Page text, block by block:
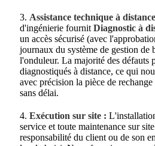
3. Assistance technique à
d'ingénierie fournitDiagnostic à
un accès sécurisé (avec
journaux du système de gestion de
l'onduleur. La majorité des défauts
diagnostiqués à distance, ce qui
avec précision la pièce de
sans délai.
4.Exécution sur site :
service et toute maintenance sur
responsabilité du client ou de son